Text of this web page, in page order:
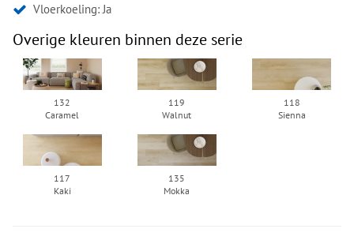
Vloerkoeling: Ja
Overige kleuren binnen deze serie
132
Caramel
119
Walnut
118
Sienna
117
Kaki
135
Mokka